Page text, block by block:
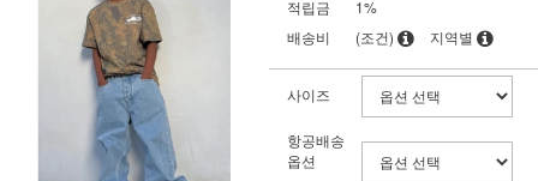
적립금
1%
배송비
(조건) 지역별
사이즈
항공배송
옵션